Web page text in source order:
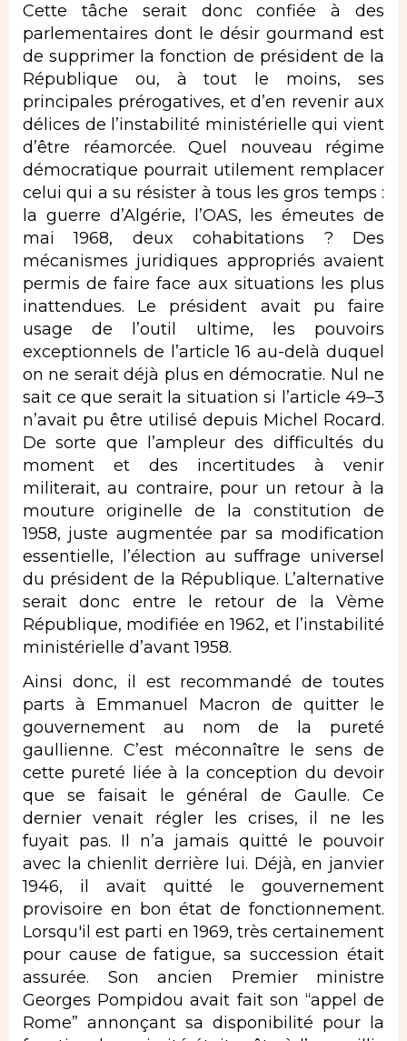
Cette tâche serait donc confiée à des
parlementaires dont le désir gourmand est
de supprimer la fonction de président de la
République ou, à tout le moins, ses
principales prérogatives, et d’en revenir aux
délices de l’instabilité ministérielle qui vient
d’être réamorcée. Quel nouveau régime
démocratique pourrait utilement remplacer
celui qui a su résister à tous les gros temps :
la guerre d’Algérie, l’OAS, les émeutes de
mai 1968, deux cohabitations ? Des
mécanismes juridiques appropriés avaient
permis de faire face aux situations les plus
inattendues. Le président avait pu faire
usage de l’outil ultime, les pouvoirs
exceptionnels de l’article 16 au-delà duquel
on ne serait déjà plus en démocratie. Nul ne
sait ce que serait la situation si l’article 49–3
n’avait pu être utilisé depuis Michel Rocard.
De sorte que l’ampleur des difficultés du
moment et des incertitudes à venir
militerait, au contraire, pour un retour à la
mouture originelle de la constitution de
1958, juste augmentée par sa modification
essentielle, l’élection au suffrage universel
du président de la République. L’alternative
serait donc entre le retour de la Vème
République, modifiée en 1962, et l’instabilité
ministérielle d’avant 1958.
Ainsi donc, il est recommandé de toutes
parts à Emmanuel Macron de quitter le
gouvernement au nom de la pureté
gaullienne. C’est méconnaître le sens de
cette pureté liée à la conception du devoir
que se faisait le général de Gaulle. Ce
dernier venait régler les crises, il ne les
fuyait pas. Il n’a jamais quitté le pouvoir
avec la chienlit derrière lui. Déjà, en janvier
1946, il avait quitté le gouvernement
provisoire en bon état de fonctionnement.
Lorsqu'il est parti en 1969, très certainement
pour cause de fatigue, sa succession était
assurée. Son ancien Premier ministre
Georges Pompidou avait fait son “appel de
Rome” annonçant sa disponibilité pour la